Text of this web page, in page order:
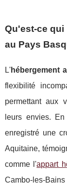
Qu'est-ce
au Pays
L'hébergement
flexibilité
permettant aux
leurs envies.
enregistré une
Aquitaine,
comme l'appart
Cambo-les-